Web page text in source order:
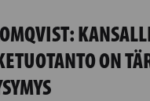
ON